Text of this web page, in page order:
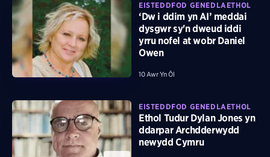
EISTEDDFOD GENEDLAETHOL
‘Dw i ddim yn AI’ meddai
dysgwr sy'n dweud iddi
yrru nofel at wobr Daniel
Owen
10 Awr Yn Ôl
EISTEDDFOD GENEDLAETHOL
Ethol Tudur Dylan Jones yn
ddarpar Archdderwydd
newydd Cymru